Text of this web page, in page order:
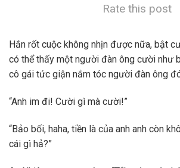
Rate this post
Hắn rốt cuộc không nhịn được nữa, bật
có thể thấy một người đàn ông cười như
cô gái tức giận nắm tóc người đàn ông
“Anh im đi! Cười gì mà cười!”
“Bảo bối, haha, tiền là của anh anh còn
cái gì hả?”